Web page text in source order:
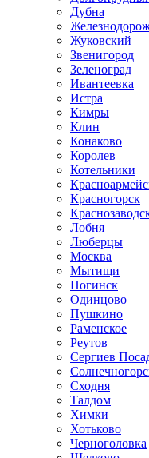
Дубна
Жуковский
Звенигород
Зеленоград
Ивантеевка
Истра
Кимры
Клин
Конаково
Королев
Котельники
Красногорск
Лобня
Люберцы
Москва
Мытищи
Ногинск
Одинцово
Пушкино
Раменское
Реутов
Сергиев
Сходня
Талдом
Химки
Хотьково
Черноголовка